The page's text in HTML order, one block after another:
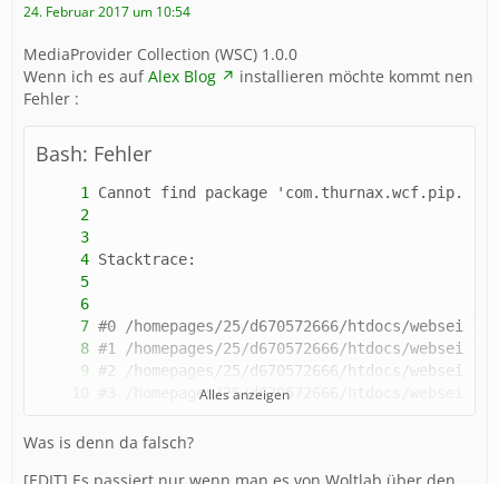
24. Februar 2017 um 10:54
MediaProvider Collection (WSC) 1.0.0
Wenn ich es aufAlex Blog
installieren möchte kommt nen
Fehler :
Bash: Fehler
Alles anzeigen
Was is denn da falsch?